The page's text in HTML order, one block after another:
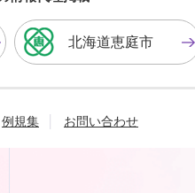
る
る
北海道恵庭市
例規集 お問い合わせ